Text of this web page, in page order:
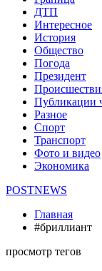
ДТП
Интересное
История
Общество
Погода
Президент
Публикации
Разное
Спорт
Транспорт
Фото и видео
Экономика
POSTNEWS
Главная
#бриллиант
просмотр тегов